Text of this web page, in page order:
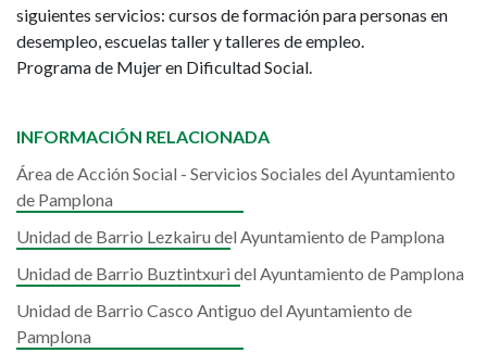
siguientes servicios: cursos de formación para personas en
desempleo, escuelas taller y talleres de empleo.
Programa de Mujer en Dificultad Social.
INFORMACIÓN RELACIONADA
Área de Acción Social - Servicios Sociales del Ayuntamiento
de Pamplona
Unidad de Barrio Lezkairu del Ayuntamiento de Pamplona
Unidad de Barrio Buztintxuri del Ayuntamiento de Pamplona
Unidad de Barrio Casco Antiguo del Ayuntamiento de
Pamplona